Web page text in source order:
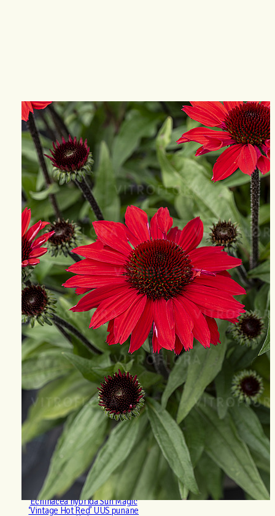
Echinacea hybrida Sun Magic
‘Vintage Hot Red’ UUS punane